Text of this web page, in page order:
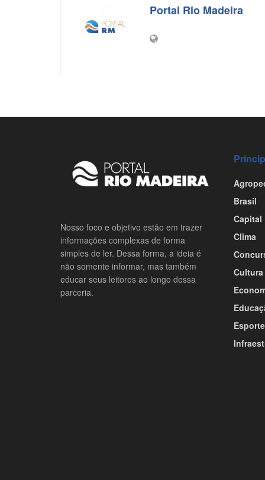
Portal Rio Madeira
Nosso foco e objetivo estão em trazer
informações complexas de forma
simples de ler. Dessa forma, a ideia é
não somente informar, mas também
educar seus leitores ao longo dessa
parceria.
Brasil
Capital
Clima
Cultura